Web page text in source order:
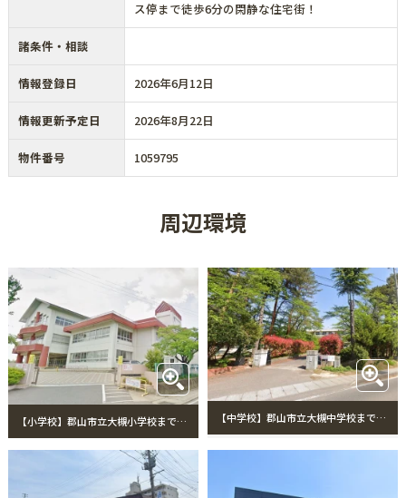
ス停まで徒歩6分の閑静な住宅街！
諸条件・相談
情報登録日 2026年6月12日
情報更新予定日 2026年8月22日
物件番号 1059795
周辺環境
【小学校】郡山市立大槻小学校まで677m 郡山市立大槻小学校 【中学校】郡山市立大槻中学校まで1081m 郡山市立大槻中学校